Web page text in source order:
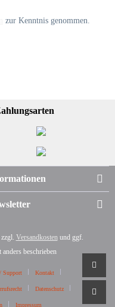
zur Kenntnis genommen.
Versandkostenund ggf.
beschrieben
Support Kontakt
Datenschutz
Impressum